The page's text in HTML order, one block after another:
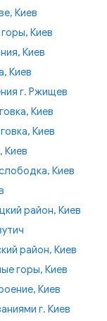
Киев
Киев
Киев
Киев
г. Ржищев
Киев
Киев
Киев
Киев
район, Киев
район, Киев
горы, Киев
Киев
г. Киев